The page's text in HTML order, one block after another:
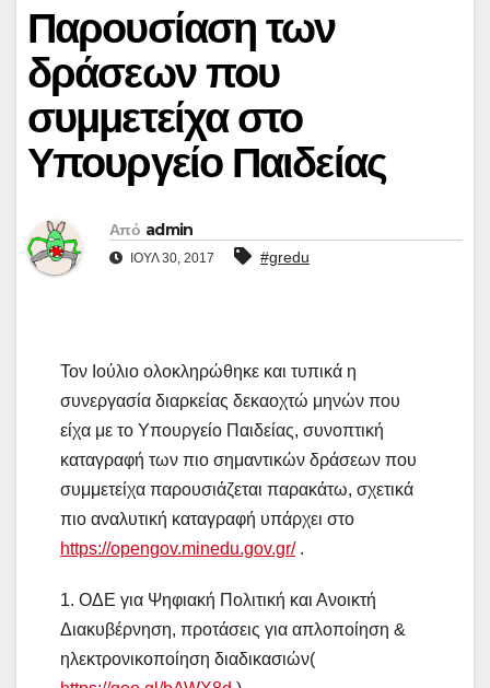
Παρουσίαση των
δράσεων που
συμμετείχα στο
Υπουργείο Παιδείας
Από admin
ΙΟΎΛ 30, 2017 #gredu
Τον Ιούλιο ολοκληρώθηκε και τυπικά η
συνεργασία διαρκείας δεκαοχτώ μηνών που
είχα με το Υπουργείο Παιδείας, συνοπτική
καταγραφή των πιο σημαντικών δράσεων που
συμμετείχα παρουσιάζεται παρακάτω, σχετικά
πιο αναλυτική καταγραφή υπάρχει στο
https://opengov.minedu.gov.gr/.
1. ΟΔΕ για Ψηφιακή Πολιτική και Ανοικτή
Διακυβέρνηση, προτάσεις για απλοποίηση &
ηλεκτρονικοποίηση διαδικασιών(